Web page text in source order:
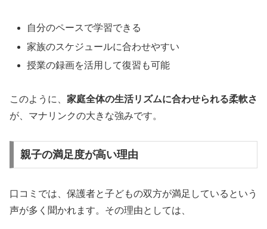
自分のペースで学習できる
家族のスケジュールに合わせやすい
授業の録画を活用して復習も可能
このように、 家庭全体の生活リズムに合わせられる柔軟さ
が、マナリンクの大きな強みです。
親子の満足度が高い理由
口コミでは、保護者と子どもの双方が満足しているという
声が多く聞かれます。その理由としては、